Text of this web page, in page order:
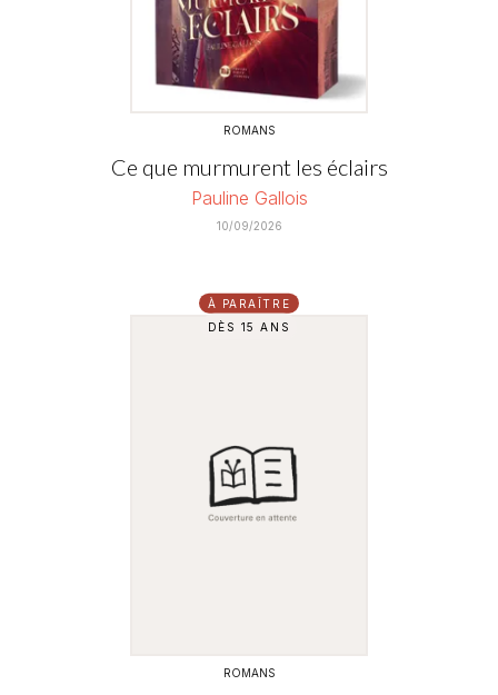
ROMANS
Ce que murmurent les éclairs
Pauline Gallois
10/09/2026
À PARAÎTRE
DÈS 15 ANS
ROMANS